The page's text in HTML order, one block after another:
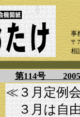
事
〒
相
第114号 2005
≪３月定例
３月は自由